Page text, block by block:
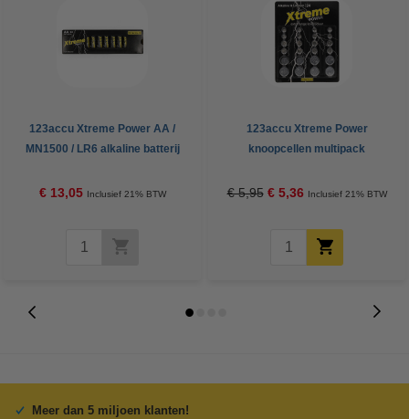
123accu Xtreme Power AA /
MN1500 / LR6 alkaline batterij
€ 13,05 Inclusief 21% BTW
123accu Xtreme Power
knoopcellen multipack
€ 5,95 € 5,36 Inclusief 21% BTW
Meer dan 5 miljoen klanten!